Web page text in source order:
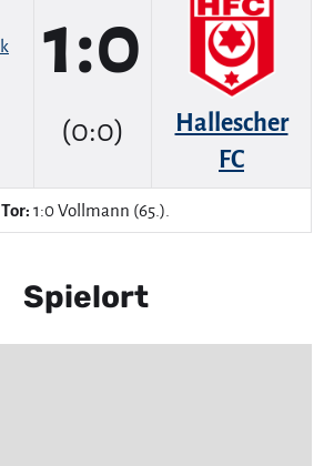
1:0
(0:0)
Hallescher
FC
Tor: 1:0 Vollmann (65.).
Spielort